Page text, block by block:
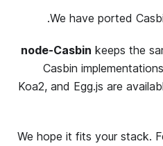
We have ported
.
node-Casbin keeps the
Casbin
Koa2, and Egg.js are
We hope it fits your stack.